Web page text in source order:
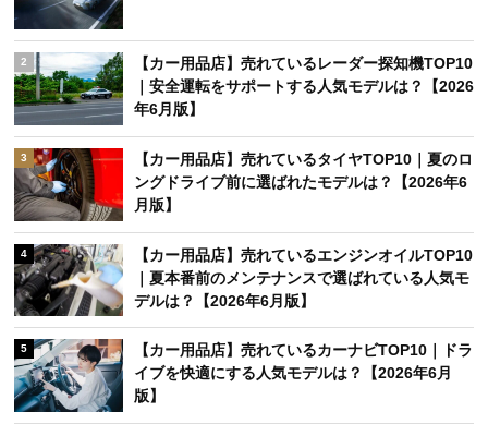
2
【カー用品店】売れているレーダー探知機TOP10
｜安全運転をサポートする人気モデルは？【2026
年6月版】
3
【カー用品店】売れているタイヤTOP10｜夏のロ
ングドライブ前に選ばれたモデルは？【2026年6
月版】
4
【カー用品店】売れているエンジンオイルTOP10
｜夏本番前のメンテナンスで選ばれている人気モ
デルは？【2026年6月版】
5
【カー用品店】売れているカーナビTOP10｜ドラ
イブを快適にする人気モデルは？【2026年6月
版】